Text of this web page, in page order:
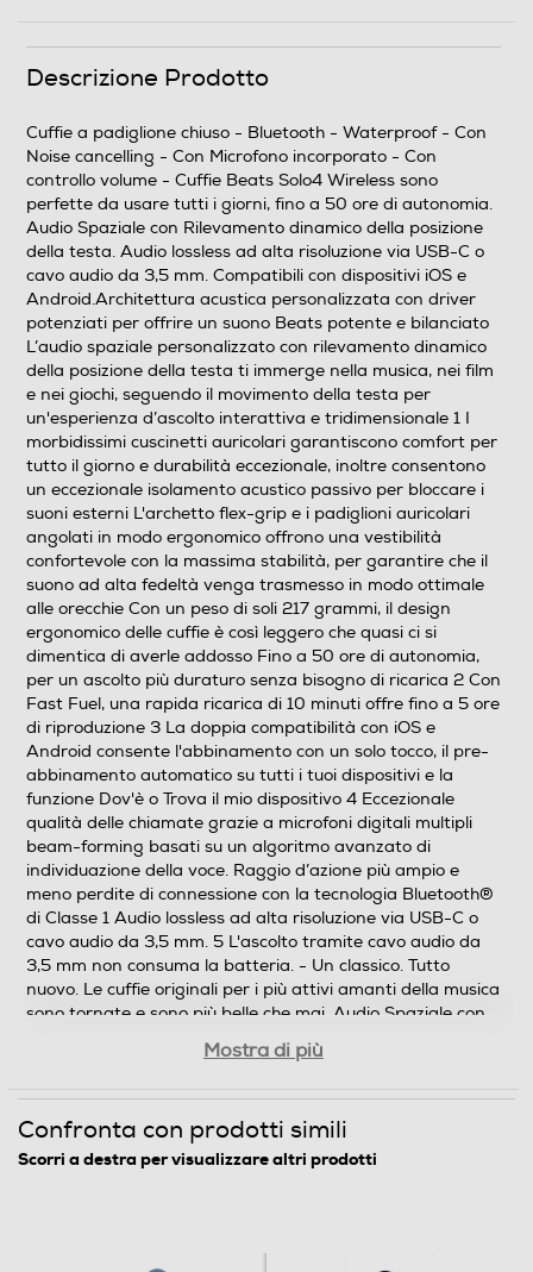
Cuffie sportive
Waterproof
Waterproof
Noise cancelling
Microfono incorporato
Posizione regolazione volume
Sugli auricolari
Pieghevole
No
Altre caratteristiche
Cuffie Beats Solo4 Wireless sono perfette da usare tutti
i giorni, fino a 50 ore di autonomia. Audio Spaziale con
Rilevamento dinamico della posizione della testa. Audio
lossless ad alta risoluzione via USB-C o cavo audio da
3,5 mm. Compatibili con dispositivi iOS e
Android.Architettura acustica personalizzata con driver
potenziati per offrire un suono Beats potente e
bilanciato L’audio spaziale personalizzato con
rilevamento dinamico della posizione della testa ti
movimento della testa per un'esperienza d’ascolto
auricolari garantiscono comfort per tutto il giorno e
durabilità eccezionale, inoltre consentono un
eccezionale isolamento acustico passivo per bloccare i
suoni esterni L'archetto flex-grip e i padiglioni auricolari
il suono ad alta fedeltà venga trasmesso
Descrizione Prodotto
Cuffie a padiglione chiuso - Bluetooth - Waterproof - Con
Noise cancelling - Con Microfono incorporato - Con
controllo volume - Cuffie Beats Solo4 Wireless sono
perfette da usare tutti i giorni, fino a 50 ore di autonomia.
Audio Spaziale con Rilevamento dinamico della posizione
della testa. Audio lossless ad alta risoluzione via USB-C o
cavo audio da 3,5 mm. Compatibili con dispositivi iOS e
Android.Architettura acustica personalizzata con driver
potenziati per offrire un suono Beats potente e bilanciato
L’audio spaziale personalizzato con rilevamento dinamico
della posizione della testa ti immerge nella musica, nei film
e nei giochi, seguendo il movimento della testa per
un'esperienza d’ascolto interattiva e tridimensionale 1 I
morbidissimi cuscinetti auricolari garantiscono comfort per
tutto il giorno e durabilità eccezionale, inoltre consentono
un eccezionale isolamento acustico passivo per bloccare i
suoni esterni L'archetto flex-grip e i padiglioni auricolari
angolati in modo ergonomico offrono una vestibilità
confortevole con la massima stabilità, per garantire che il
suono ad alta fedeltà venga trasmesso in modo ottimale
alle orecchie Con un peso di soli 217 grammi, il design
ergonomico delle cuffie è così leggero che quasi ci si
dimentica di averle addosso Fino a 50 ore di autonomia,
per un ascolto più duraturo senza bisogno di ricarica 2 Con
Fast Fuel, una rapida ricarica di 10 minuti offre fino a 5 ore
di riproduzione 3 La doppia compatibilità con iOS e
Android consente l'abbinamento con un solo tocco, il pre-
abbinamento automatico su tutti i tuoi dispositivi e la
funzione Dov'è o Trova il mio dispositivo 4 Eccezionale
qualità delle chiamate grazie a microfoni digitali multipli
beam-forming basati su un algoritmo avanzato di
individuazione della voce. Raggio d’azione più ampio e
meno perdite di connessione con la tecnologia Bluetooth®
di Classe 1 Audio lossless ad alta risoluzione via USB-C o
cavo audio da 3,5 mm. 5 L'ascolto tramite cavo audio da
3,5 mm non consuma la batteria. - Un classico. Tutto
nuovo. Le cuffie originali per i più attivi amanti della musica
sono tornate e sono più belle che mai. Audio Spaziale con
lossless ad alta risoluzione via USB-C o cavo audio da 3,5
potenziati. Acustica ribilanciata. Risposta in frequenza
migliorata. I trasduttori da 40 mm costruiti su misura
contemporaneamente. L’Audio spaziale personalizzato con
Mostra di più
Confronta con prodotti simili
Scorri a destra per visualizzare altri prodotti